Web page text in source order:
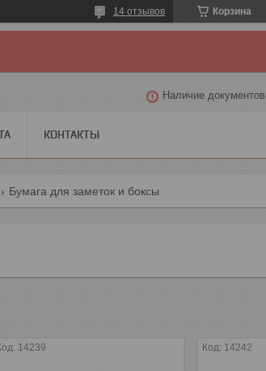
Корзина
14 отзывов
Наличие документов
КОНТАКТЫ
Бумага для заметок и боксы
14239 14242